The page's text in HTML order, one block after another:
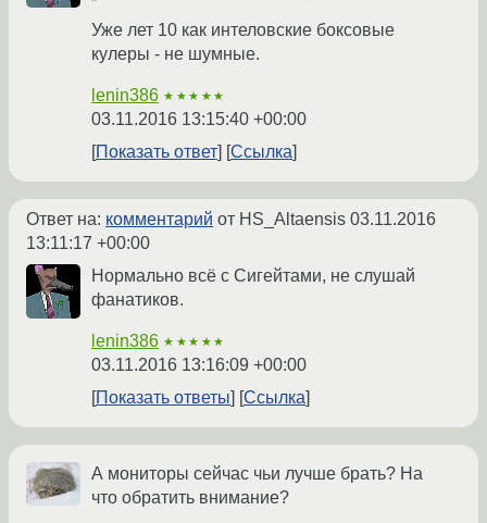
Уже лет 10 как интеловские боксовые
кулеры - не шумные.
lenin386 ★★★★★
03.11.2016 13:15:40 +00:00
Показать ответ
Ссылка
Ответ на: комментарий от HS_Altaensis 03.11.2016
13:11:17 +00:00
Нормально всё с Сигейтами, не слушай
фанатиков.
lenin386 ★★★★★
03.11.2016 13:16:09 +00:00
Показать ответы
Ссылка
А мониторы сейчас чьи лучше брать? На
что обратить внимание?